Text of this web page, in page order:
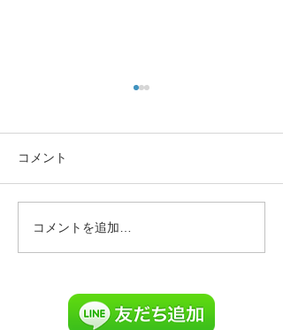
11月の予定 矯正日11月12日
です。 その他は今月はなしで
います。
コメント
コメントを追加…